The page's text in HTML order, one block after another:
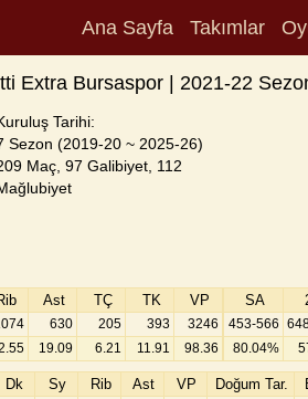
Ana Sayfa Takımlar
Extra Bursaspor | 2021-22
Tarihi:
Sezon (2019-20 ~ 2025-26)
Maç, 97 Galibiyet, 112
Ast TÇ TK VP
630 205 393
3246
19.09 6.21 11.91 98.36
SA
453-566
80.04%
Dk Sy Rib Ast VP Doğum Tar.